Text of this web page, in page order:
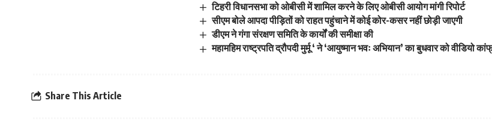
टिहरी विधानसभा को ओबीसी में शामिल करने के लिए ओबीसी आयोग मांगी रिपोर्ट
सीएम बोले आपदा पीड़ितों को राहत पहुंचाने में कोई कोर-कसर नहीं छोड़ी जाएगी
डीएम ने गंगा संरक्षण समिति के कार्यों की समीक्षा की
महामहिम राष्ट्रपति द्रौपदी मुर्मू ‘ ने ‘आयुष्मान भवः अभियान’ का बुधवार को वीडियो
Share This Article